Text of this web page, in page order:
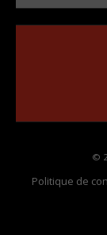
©
Politique de